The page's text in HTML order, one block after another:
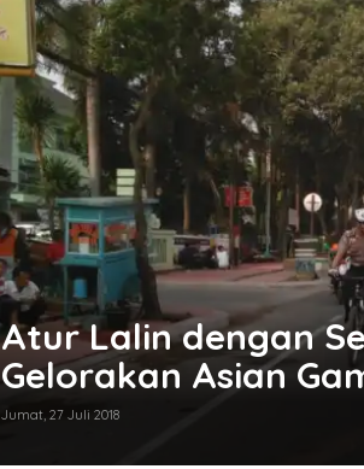
Atur Lalin dengan
Gelorakan Asian
Jumat, 27 Juli 2018